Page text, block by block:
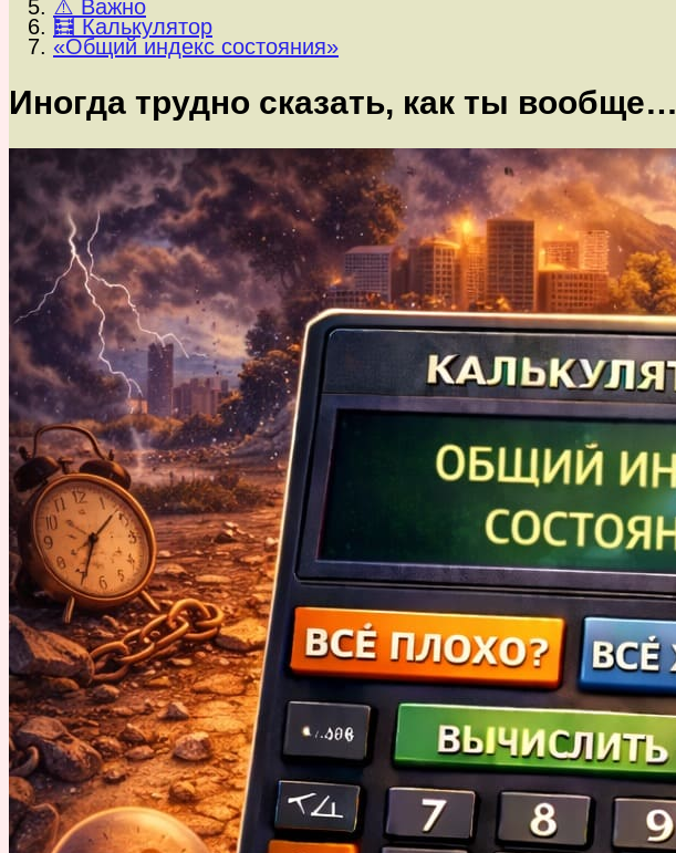
⚠️ Важно
🧮 Калькулятор
«Общий индекс состояния»
Иногда трудно сказать, как ты вообще…